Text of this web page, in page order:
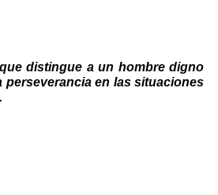
distingue a un hombre digno
perseverancia en las situaciones